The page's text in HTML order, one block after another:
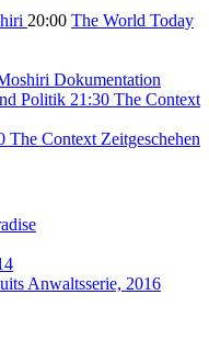
20:00 The World Today
Dokumentation
Politik 21:30 The Context
The Context Zeitgeschehen
Anwaltsserie, 2016